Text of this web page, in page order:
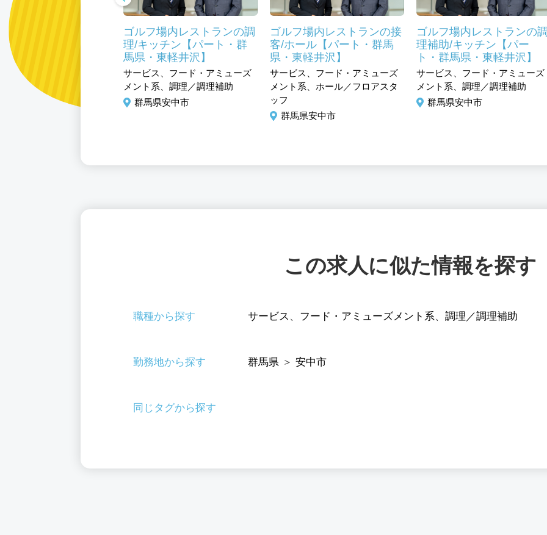
ート【群馬・東軽井
ス、フード・アミューズ
系、調理／調理補助
ゴルフ場内レストランの調
理/キッチン【パート・群
馬県・東軽井沢】
サービス、フード・アミューズ
メント系、調理／調理補助
群馬県安中市
ゴルフ場内レストランの接
客/ホール【パート・群馬
県・東軽井沢】
サービス、フード・アミューズ
メント系、ホール／フロアスタ
ッフ
群馬県安中市
ゴルフ場内レストランの
理補助/キッチン【パー
ト・群馬県・東軽井沢】
サービス、フード・アミューズ
メント系、調理／調理補助
群馬県安中市
この求人に似た情報を探す
職種から探す サービス 、 フード・アミューズメント系、 調理／調理補助
勤務地から探す 群馬県 ＞ 安中市
同じタグから探す